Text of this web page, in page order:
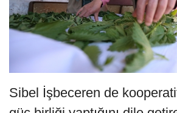
Sibel İşbeceren de